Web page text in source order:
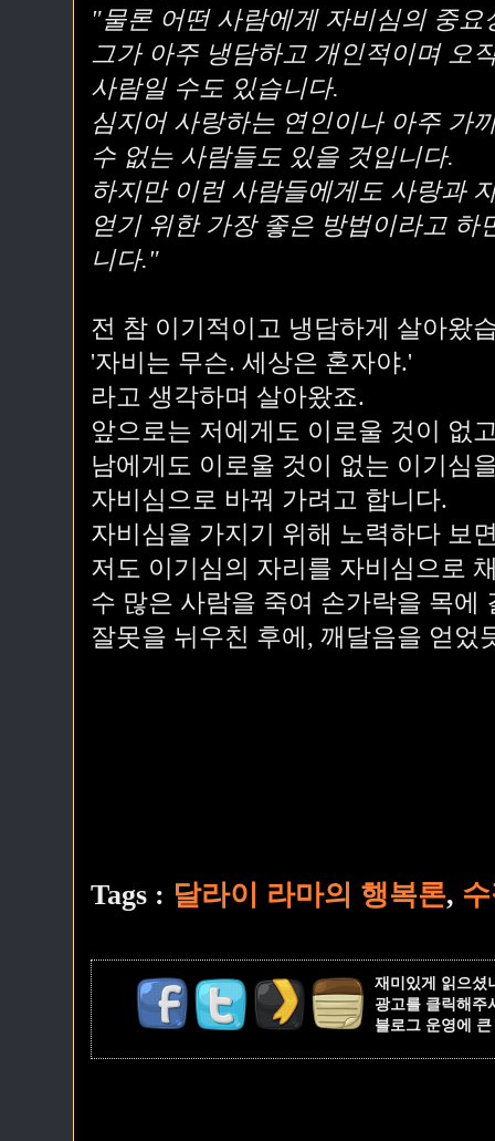
"물론 어떤 사람에게 자비심의 중
그가 아주 냉담하고 개인적이며 오
사람일 수도 있습니다.
심지어 사랑하는 연인이나 아주 가
수 없는 사람들도 있을 것입니다.
하지만 이런 사람들에게도 사랑과
얻기 위한 가장 좋은 방법이라고
니다."
전 참 이기적이고 냉담하게 살아왔
'자비는 무슨. 세상은 혼자야.'
라고 생각하며 살아왔죠.
앞으로는 저에게도 이로울 것이 없
남에게도 이로울 것이 없는 이기심
자비심으로 바꿔 가려고 합니다.
자비심을 가지기 위해 노력하다 보
저도 이기심의 자리를 자비심으로
수 많은 사람을 죽여 손가락을 목에
잘못을 뉘우친 후에, 깨달음을 얻었
Tags : 달라이 라마의 행복론,
재미있게 읽으셨
광고를 클릭해주
블로그 운영에